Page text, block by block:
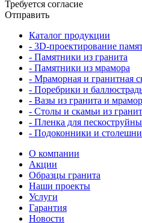
Требуется согласие
Отправить
Каталог продукции
- 3D-проектирование
- Памятники из гранита
- Памятники из мрамора
- Мраморная и гранитная
- Поребрики и
- Вазы из гранита и
- Столы и скамьи из
- Пленка для
- Подоконники и
О компании
Акции
Образцы гранита
Наши проекты
Услуги
Гарантия
Новости